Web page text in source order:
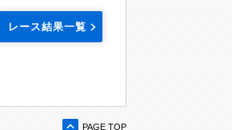
レース結果一覧
PAGE TOP